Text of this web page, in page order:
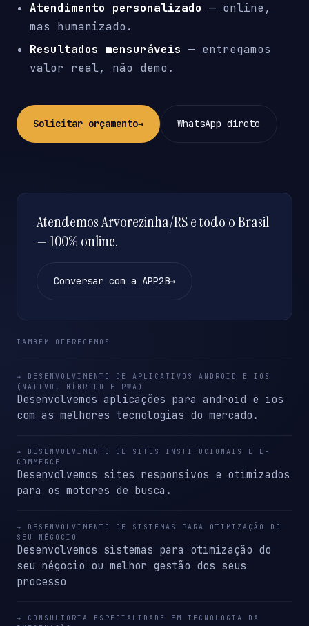
Atendimento personalizado — online,
mas humanizado.
Resultados mensuráveis — entregamos
valor real, não demo.
Solicitar orçamento→ WhatsApp direto
Atendemos Arvorezinha/RS e todo o Brasil
— 100% online.
Conversar com a APP2B→
TAMBÉM OFERECEMOS
→ DESENVOLVIMENTO DE APLICATIVOS ANDROID E IOS
(NATIVO, HÍBRIDO E PWA)
Desenvolvemos aplicações para android e ios
com as melhores tecnologias do mercado.
→ DESENVOLVIMENTO DE SITES INSTITUCIONAIS E E-
COMMERCE
Desenvolvemos sites responsivos e otimizados
para os motores de busca.
→ DESENVOLVIMENTO DE SISTEMAS PARA OTIMIZAÇÃO DO
SEU NÉGOCIO
Desenvolvemos sistemas para otimização do
seu négocio ou melhor gestão dos seus
processo
→ CONSULTORIA ESPECIALIDADE EM TECNOLOGIA DA